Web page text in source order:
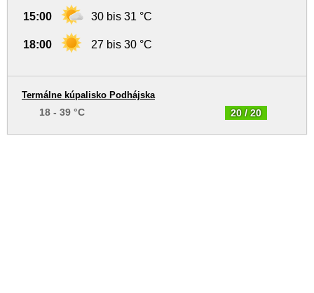
15:00 30 bis 31 °C
18:00 27 bis 30 °C
20 / 20
Termálne kúpalisko Podhájska
18 - 39 °C